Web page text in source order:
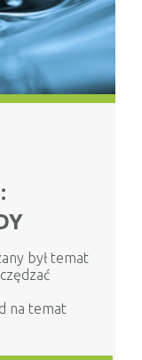
był temat
na temat